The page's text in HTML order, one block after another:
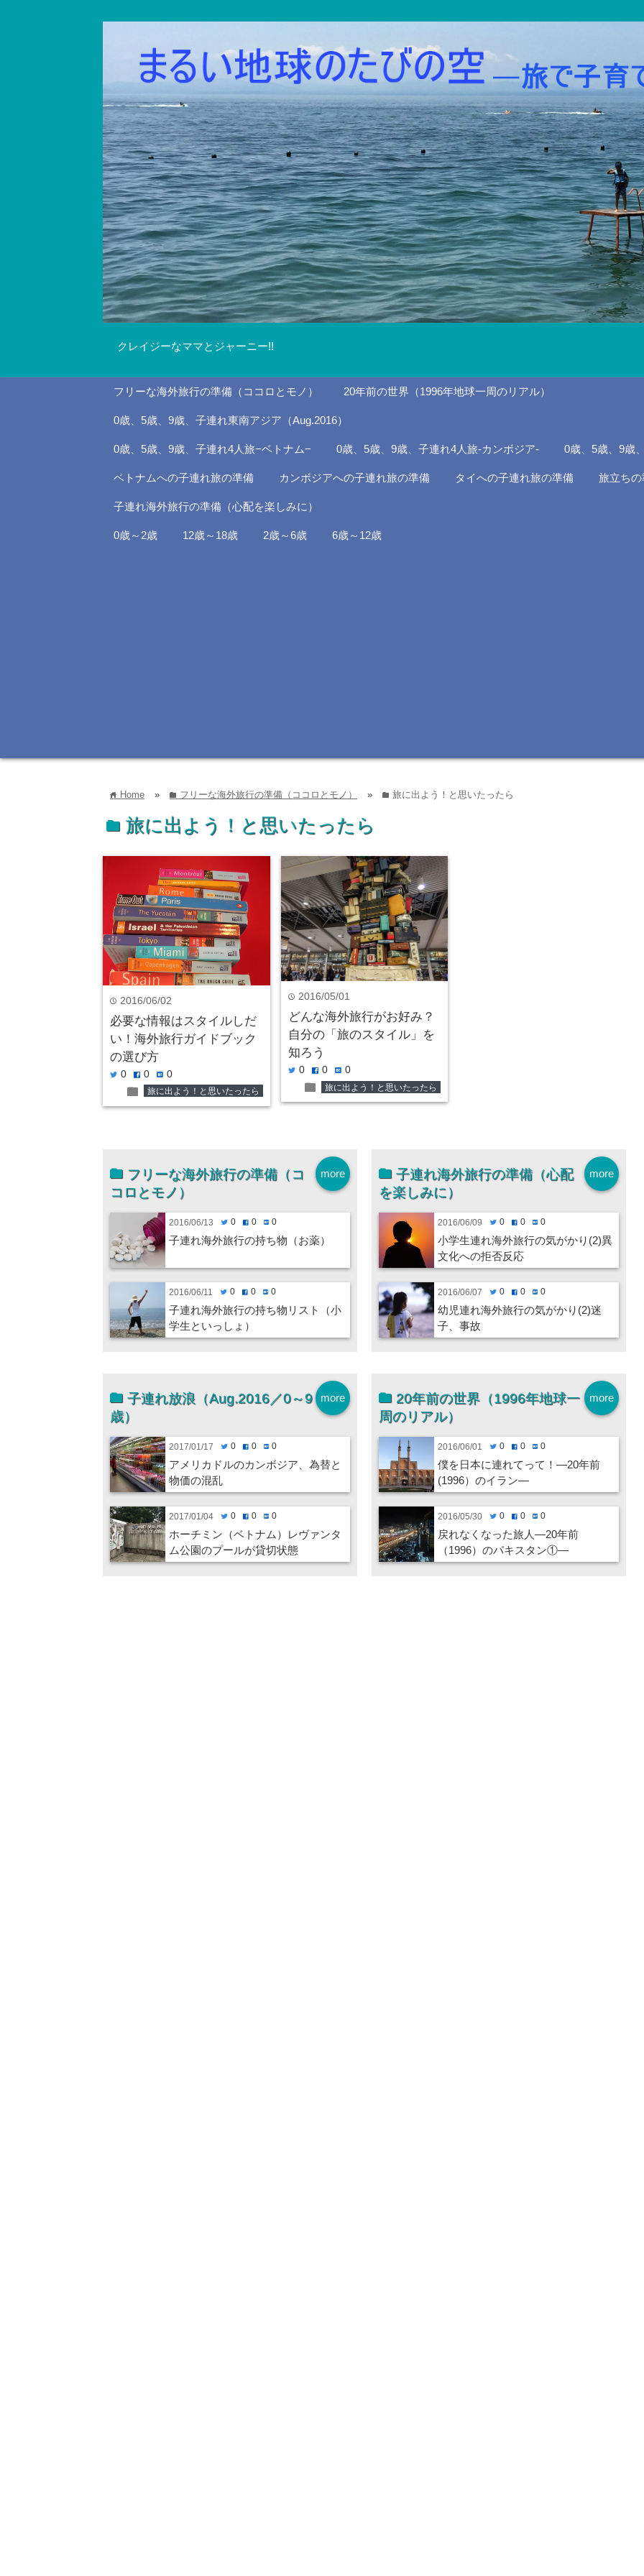
クレイジーなママとジャーニー!!
フリーな海外旅行の準備（ココロとモノ） 20年前の世界（1996年地球一周のリアル）
0歳、5歳、9歳、子連れ東南アジア（Aug.2016）
0歳、5歳、9歳、子連れ4人旅−ベトナム− 0歳、5歳、9歳、子連れ4人旅-カンボジア- 0歳、5歳、9歳
ベトナムへの子連れ旅の準備 カンボジアへの子連れ旅の準備 タイへの子連れ旅の準備 旅立ち
子連れ海外旅行の準備（心配を楽しみに）
0歳～2歳 12歳～18歳 2歳～6歳 6歳～12歳
home Home » folder フリーな海外旅行の準備（ココロとモノ） » folder 旅に出よう！と思いたったら
folder 旅に出よう！と思いたったら
time 2016/06/02
必要な情報はスタイルしだ
い！海外旅行ガイドブック
の選び方
twitter 0 facebook 0 hatenabookmark 0
folder 旅に出よう！と思いたったら
time 2016/05/01
どんな海外旅行がお好み？
自分の「旅のスタイル」を
知ろう
twitter 0 facebook 0 hatenabookmark 0
folder 旅に出よう！と思いたったら
more
フリーな海外旅行の準備（コ
コロとモノ）
2016/06/13 twitter 0 facebook 0 hatenabookmark 0
子連れ海外旅行の持ち物（お薬）
2016/06/11 twitter 0 facebook 0 hatenabookmark 0
子連れ海外旅行の持ち物リスト（小
学生といっしょ）
more
子連れ海外旅行の準備（心配
を楽しみに）
2016/06/09 twitter 0 facebook 0 hatenabookmark 0
小学生連れ海外旅行の気がかり(2)異
文化への拒否反応
2016/06/07 twitter 0 facebook 0 hatenabookmark 0
幼児連れ海外旅行の気がかり(2)迷
子、事故
more
子連れ放浪（Aug.2016／0～9
歳）
2017/01/17 twitter 0 facebook 0 hatenabookmark 0
アメリカドルのカンボジア、為替と
物価の混乱
2017/01/04 twitter 0 facebook 0 hatenabookmark 0
ホーチミン（ベトナム）レヴァンタ
ム公園のプールが貸切状態
more
20年前の世界（1996年地球一
周のリアル）
2016/06/01 twitter 0 facebook 0 hatenabookmark 0
僕を日本に連れてって！―20年前
(1996）のイラン―
2016/05/30 twitter 0 facebook 0 hatenabookmark 0
戻れなくなった旅人―20年前
（1996）のパキスタン①―